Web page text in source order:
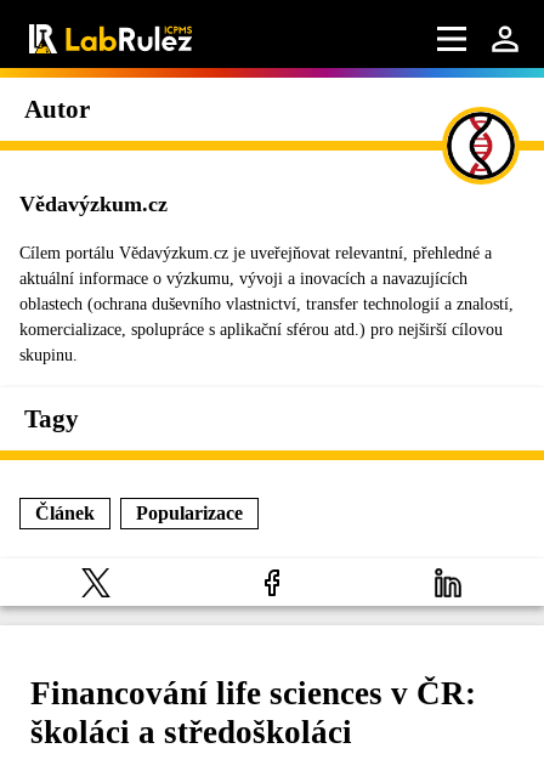
Autor
Vědavýzkum.cz
Cílem portálu Vědavýzkum.cz je uveřejňovat relevantní, přehledné a
aktuální informace o výzkumu, vývoji a inovacích a navazujících
oblastech (ochrana duševního vlastnictví, transfer technologií a znalostí,
komercializace, spolupráce s aplikační sférou atd.) pro nejširší cílovou
skupinu.
Tagy
Článek Popularizace
Financování life sciences v ČR:
školáci a středoškoláci